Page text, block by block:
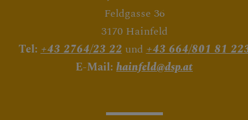
Feldgasse 36
3170 Hainfeld
Tel: +43 2764/23 22und+43 664/801 81
E-Mail: hainfeld@dsp.at